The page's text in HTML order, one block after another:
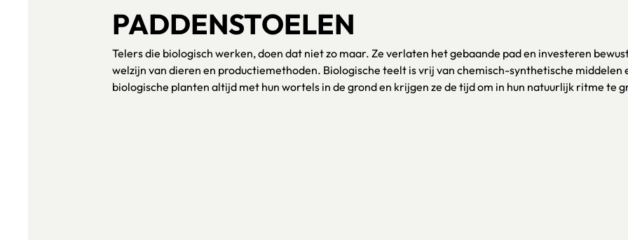
PADDENSTOELEN
Telers die biologisch werken, doen dat niet zo maar. Ze verlaten het gebaande pad en investeren
welzijn van dieren en productiemethoden. Biologische teelt is vrij van chemisch-synthetische middelen
biologische planten altijd met hun wortels in de grond en krijgen ze de tijd om in hun natuurlijk ritme te